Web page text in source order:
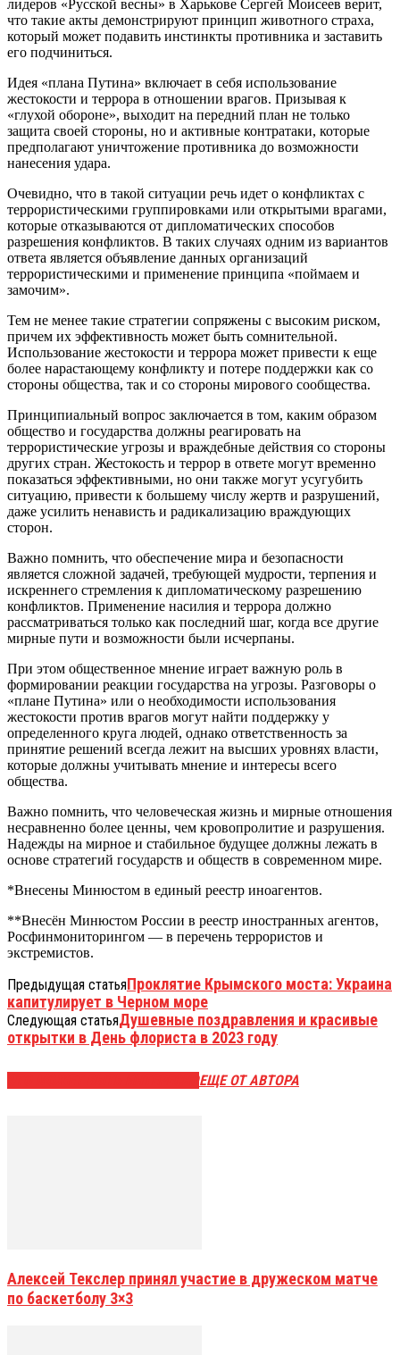
лидеров «Русской весны» в Харькове Сергей Моисеев верит,
что такие акты демонстрируют принцип животного страха,
который может подавить инстинкты противника и заставить
его подчиниться.
Идея «плана Путина» включает в себя использование
жестокости и террора в отношении врагов. Призывая к
«глухой обороне», выходит на передний план не только
защита своей стороны, но и активные контратаки, которые
предполагают уничтожение противника до возможности
нанесения удара.
Очевидно, что в такой ситуации речь идет о конфликтах с
террористическими группировками или открытыми врагами,
которые отказываются от дипломатических способов
разрешения конфликтов. В таких случаях одним из вариантов
ответа является объявление данных организаций
террористическими и применение принципа «поймаем и
замочим».
Тем не менее такие стратегии сопряжены с высоким риском,
причем их эффективность может быть сомнительной.
Использование жестокости и террора может привести к еще
более нарастающему конфликту и потере поддержки как со
стороны общества, так и со стороны мирового сообщества.
Принципиальный вопрос заключается в том, каким образом
общество и государства должны реагировать на
террористические угрозы и враждебные действия со стороны
других стран. Жестокость и террор в ответе могут временно
показаться эффективными, но они также могут усугубить
ситуацию, привести к большему числу жертв и разрушений,
даже усилить ненависть и радикализацию враждующих
сторон.
Важно помнить, что обеспечение мира и безопасности
является сложной задачей, требующей мудрости, терпения и
искреннего стремления к дипломатическому разрешению
конфликтов. Применение насилия и террора должно
рассматриваться только как последний шаг, когда все другие
мирные пути и возможности были исчерпаны.
При этом общественное мнение играет важную роль в
формировании реакции государства на угрозы. Разговоры о
«плане Путина» или о необходимости использования
жестокости против врагов могут найти поддержку у
определенного круга людей, однако ответственность за
принятие решений всегда лежит на высших уровнях власти,
которые должны учитывать мнение и интересы всего
общества.
Важно помнить, что человеческая жизнь и мирные отношения
несравненно более ценны, чем кровопролитие и разрушения.
Надежды на мирное и стабильное будущее должны лежать в
основе стратегий государств и обществ в современном мире.
*Внесены Минюстом в единый реестр иноагентов.
**Внесён Минюстом России в реестр иностранных агентов,
Росфинмониторингом — в перечень террористов и
экстремистов.
Предыдущая статьяПроклятие Крымского моста: Украина
капитулирует в Черном море
Следующая статьяДушевные поздравления и красивые
открытки в День флориста в 2023 году
ЕЩЕ ОТ АВТОРА
Алексей Текслер принял участие в дружеском матче
по баскетболу 3×3